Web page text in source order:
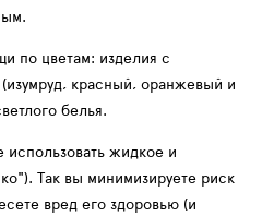
по цветам: изделия с
красный, оранжевый и
белья.
использовать жидкое и
Так вы минимизируете риск
вред его здоровью (и